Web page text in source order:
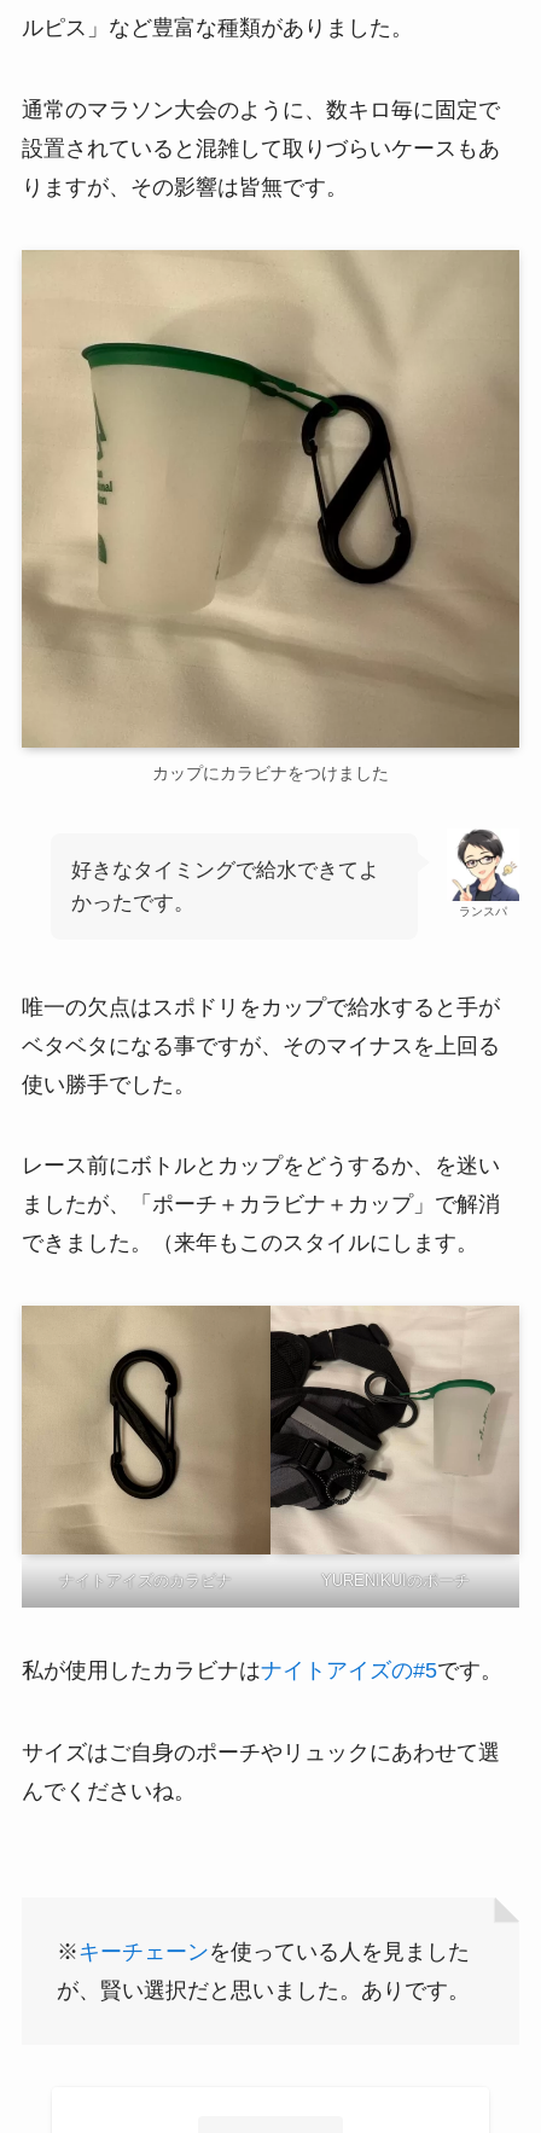
ルピス」など豊富な種類がありました。
通常のマラソン大会のように、数キロ毎に固定で
設置されていると混雑して取りづらいケースもあ
りますが、その影響は皆無です。
カップにカラビナをつけました
ランスパ
好きなタイミングで給水できてよ
かったです。
唯一の欠点はスポドリをカップで給水すると手が
ベタベタになる事ですが、そのマイナスを上回る
使い勝手でした。
レース前にボトルとカップをどうするか、を迷い
ましたが、「ポーチ＋カラビナ＋カップ」で解消
できました。（来年もこのスタイルにします。
ナイトアイズのカラビナ YURENIKUIのポーチ
私が使用したカラビナはナイトアイズの#5です。
サイズはご自身のポーチやリュックにあわせて選
んでくださいね。
※キーチェーンを使っている人を見ました
が、賢い選択だと思いました。ありです。